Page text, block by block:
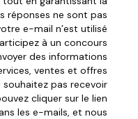
réponses ne sont pas
e-mail n’est utilisé
à un concours.
des informations
ventes et offres
pas recevoir
cliquer sur le lien
les e-mails, et nous